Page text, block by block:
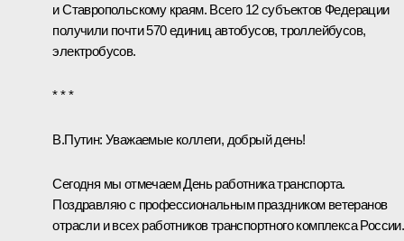
и Ставропольскому краям. Всего 12 субъектов Федерации
получили почти 570 единиц автобусов, троллейбусов,
электробусов.
* * *
В.Путин: Уважаемые коллеги, добрый день!
Сегодня мы отмечаемДень работника транспорта.
Поздравляю с профессиональным праздником ветеранов
отрасли и всех работников транспортного комплекса России.